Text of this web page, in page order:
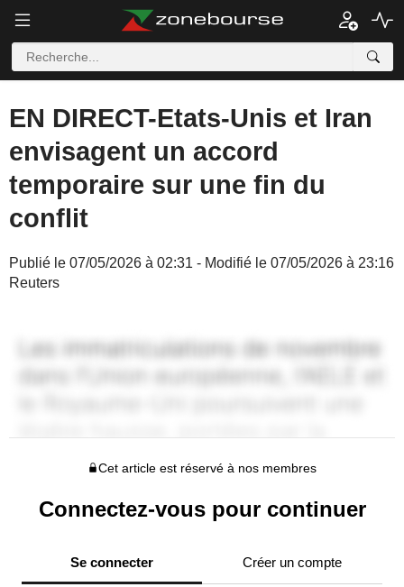
EN DIRECT-Etats-Unis et Iran
envisagent un accord
temporaire sur une fin du
conflit
Publié le 07/05/2026 à 02:31 - Modifié le 07/05/2026 à 23:16
Reuters
Cet article est réservé à nos membres
Connectez-vous pour continuer
Se connecter Créer un compte